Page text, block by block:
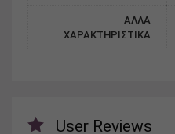
ΑΛΛΑ
ΧΑΡΑΚΤΗΡΙΣΤΙΚΑ
User Reviews